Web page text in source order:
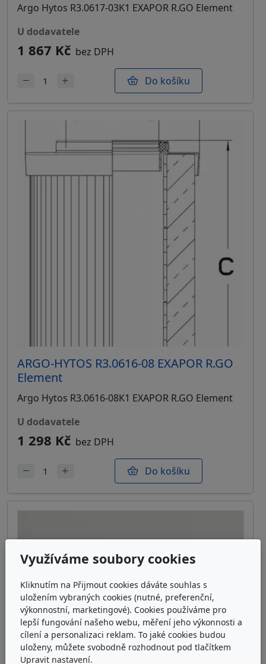
Argo Hytos R3.0617-03K1 EXAPOR R.GO Element
u dodavatele
1 867 Kč bez DPH
Do košíku
ARGO-HYTOS R3.0616-08 EXAPOR R.GO
Element
Argo Hytos R3.0616-08K1 EXAPOR R.GO Element
u dodavatele
1 298 Kč bez DPH
Do košíku
Využíváme soubory cookies
Kliknutím na Přijmout cookies dáváte souhlas s
uložením vybraných cookies (nutné, preferenční,
výkonnostní, marketingové). Cookies používáme pro
lepší fungování našeho webu, měření jeho výkonnosti a
cílení a personalizaci reklam. To jaké cookies budou
uloženy, můžete svobodně rozhodnout pod tlačítkem
Upravit nastavení.